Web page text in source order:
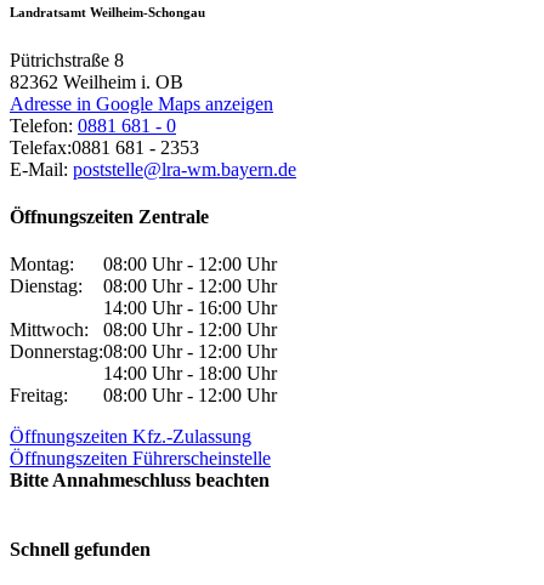
Landratsamt Weilheim-Schongau
Pütrichstraße 8
82362 Weilheim i. OB
Adresse in Google Maps anzeigen
Telefon: 0881 681 - 0
Telefax:0881 681 - 2353
E-Mail: poststelle@lra-wm.bayern.de
Öffnungszeiten Zentrale
Montag:
08:00 Uhr - 12:00 Uhr
Dienstag:
08:00 Uhr - 12:00 Uhr
14:00 Uhr - 16:00 Uhr
Mittwoch:
08:00 Uhr - 12:00 Uhr
Donnerstag:08:00 Uhr - 12:00 Uhr
14:00 Uhr - 18:00 Uhr
Freitag:
08:00 Uhr - 12:00 Uhr
Öffnungszeiten Kfz.-Zulassung
Öffnungszeiten Führerscheinstelle
Bitte Annahmeschluss beachten
Schnell gefunden